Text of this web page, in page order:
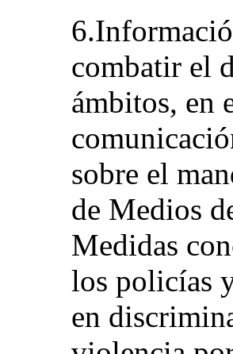
combatir el
ámbitos, en
sobre el
de Medios
Medidas
los policías
en